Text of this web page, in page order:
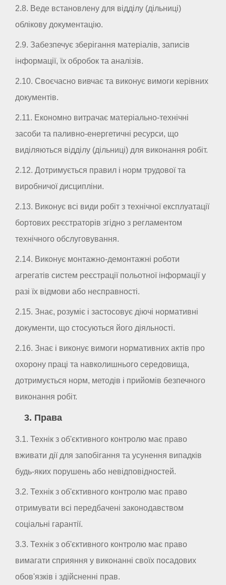
2.8. Веде встановлену для відділу (дільниці)
облікову документацію.
2.9. Забезпечує зберігання матеріалів, записів
інформації, їх обробок та аналізів.
2.10. Своєчасно вивчає та виконує вимоги керівних
документів.
2.11. Економно витрачає матеріально-технічні
засоби та паливно-енергетичні ресурси, що
виділяються відділу (дільниці) для виконання робіт.
2.12. Дотримується правил і норм трудової та
виробничої дисципліни.
2.13. Виконує всі види робіт з технічної експлуатації
бортових реєстраторів згідно з регламентом
технічного обслуговування.
2.14. Виконує монтажно-демонтажні роботи
агрегатів систем реєстрації польотної інформації у
разі їх відмови або несправності.
2.15. Знає, розуміє і застосовує діючі нормативні
документи, що стосуються його діяльності.
2.16. Знає і виконує вимоги нормативних актів про
охорону праці та навколишнього середовища,
дотримується норм, методів і прийомів безпечного
виконання робіт.
3. Права
3.1. Технік з об'єктивного контролю має право
вживати дії для запобігання та усунення випадків
будь-яких порушень або невідповідностей.
3.2. Технік з об'єктивного контролю має право
отримувати всі передбачені законодавством
соціальні гарантії.
3.3. Технік з об'єктивного контролю має право
вимагати сприяння у виконанні своїх посадових
обов'язків і здійсненні прав.